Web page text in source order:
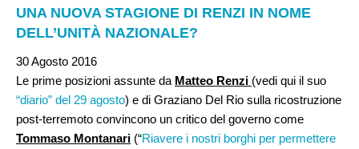
UNA NUOVA STAGIONE DI RENZI IN NOME
DELL’UNITÀ NAZIONALE?
30 Agosto 2016
Le prime posizioni assunte da Matteo Renzi (vedi qui il suo
“diario” del 29 agosto) e di Graziano Del Rio sulla ricostruzione
post-terremoto convincono un critico del governo come
Tommaso Montanari (“Riavere i nostri borghi per permettere